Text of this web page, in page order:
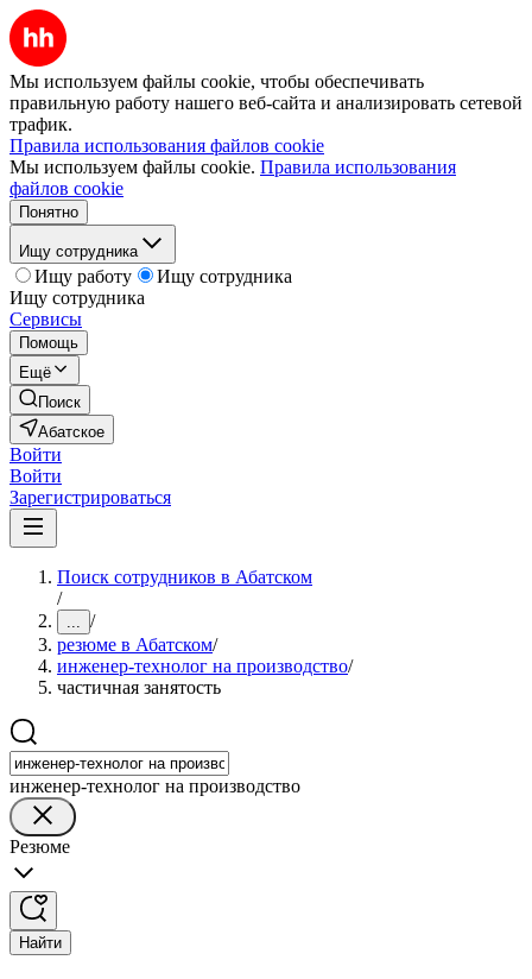
Мы используем файлы cookie, чтобы обеспечивать
правильную работу нашего веб-сайта и анализировать сетевой
трафик.
Правила использования файлов cookie
Мы используем файлы cookie. Правила использования
файлов cookie
Понятно
Ищу сотрудника
Ищу работу
Ищу сотрудника
Ищу сотрудника
Сервисы
Помощь
Ещё
Поиск
Абатское
Войти
Войти
Зарегистрироваться
Поиск сотрудников в Абатском
/
... /
резюме в Абатском/
инженер-технолог на производство/
частичная занятость
инженер-технолог на производство
Резюме
Найти